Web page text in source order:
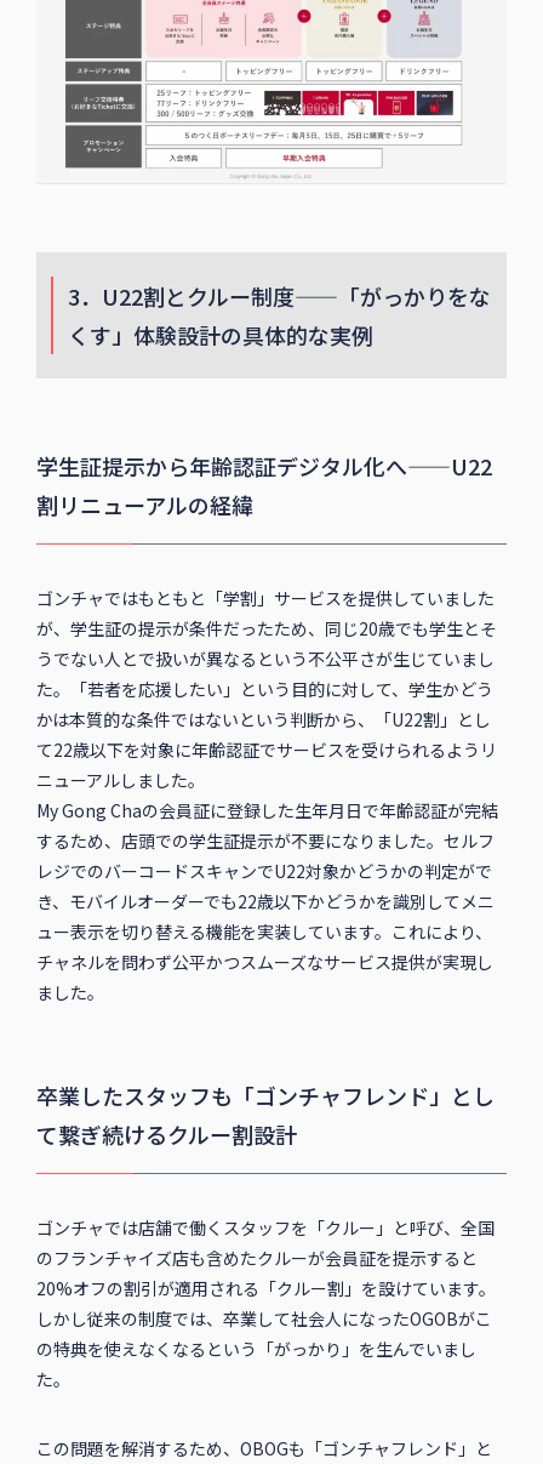
3．U22割とクルー制度——「がっかりをな
くす」体験設計の具体的な実例
学生証提示から年齢認証デジタル化へ——U22
割リニューアルの経緯
ゴンチャではもともと「学割」サービスを提供していました
が、学生証の提示が条件だったため、同じ20歳でも学生とそ
うでない人とで扱いが異なるという不公平さが生じていまし
た。「若者を応援したい」という目的に対して、学生かどう
かは本質的な条件ではないという判断から、「U22割」とし
て22歳以下を対象に年齢認証でサービスを受けられるようリ
ニューアルしました。
My Gong Chaの会員証に登録した生年月日で年齢認証が完結
するため、店頭での学生証提示が不要になりました。セルフ
レジでのバーコードスキャンでU22対象かどうかの判定がで
き、モバイルオーダーでも22歳以下かどうかを識別してメニ
ュー表示を切り替える機能を実装しています。これにより、
チャネルを問わず公平かつスムーズなサービス提供が実現し
ました。
卒業したスタッフも「ゴンチャフレンド」とし
て繋ぎ続けるクルー割設計
ゴンチャでは店舗で働くスタッフを「クルー」と呼び、全国
のフランチャイズ店も含めたクルーが会員証を提示すると
20%オフの割引が適用される「クルー割」を設けています。
しかし従来の制度では、卒業して社会人になったOGOBがこ
の特典を使えなくなるという「がっかり」を生んでいまし
た。
この問題を解消するため、OBOGも「ゴンチャフレンド」と